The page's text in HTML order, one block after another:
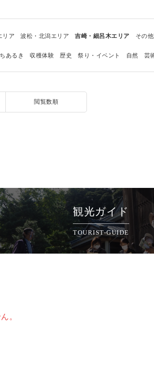
リア 波松・北潟エリア 吉崎・細呂木エリア その
あるき 収穫体験 歴史 祭り・イベント 自然 芸
閲覧数順
観光ガイド
TOURIST-GUIDE
。